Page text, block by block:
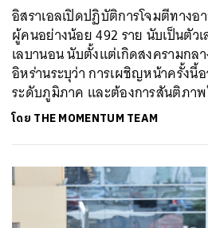
อิสราเอลเปิดปฏิบัติการโจมตีทาง
ผู้คนอย่างน้อย 492 ราย นับเป็นตัว
เลบานอน นับตั้งแต่เกิดสงครามกล
อิหร่านระบุว่า การเผชิญหน้าครั้งนี้
ระดับภูมิภาค และต้องการสันติภา
โดย THE MOMENTUM TEAM